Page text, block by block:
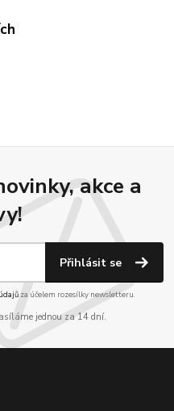
akce a
Přihlásit se
za účelem rozesílky newsletteru.
jednou za 14 dní.